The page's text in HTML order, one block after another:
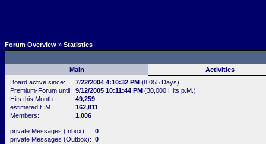
Forum Overview » Statistics
Main
Activities
Board active since:
7/22/2004 4:10:32 PM (8,055 Days)
Premium-Forum until: 9/12/2005 10:11:44 PM (30,000 Hits p.M.)
Hits this Month:
49,259
estimated t. M.:
162,811
Members:
1,006
private Messages (Inbox):
0
private Messages (Outbox): 0